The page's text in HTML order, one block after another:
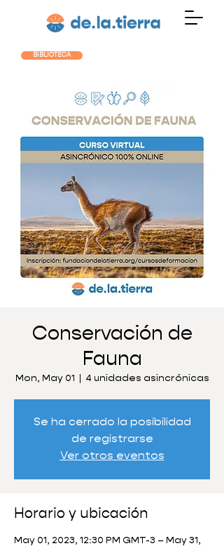
BIBLIOTECA
Conservación de
Fauna
Mon, May 01 4 unidades asincrónicas
Se ha cerrado la posibilidad
de registrarse
Ver otros eventos
Horario y ubicación
May 01, 2023, 12:30 PM GMT-3 – May 31,